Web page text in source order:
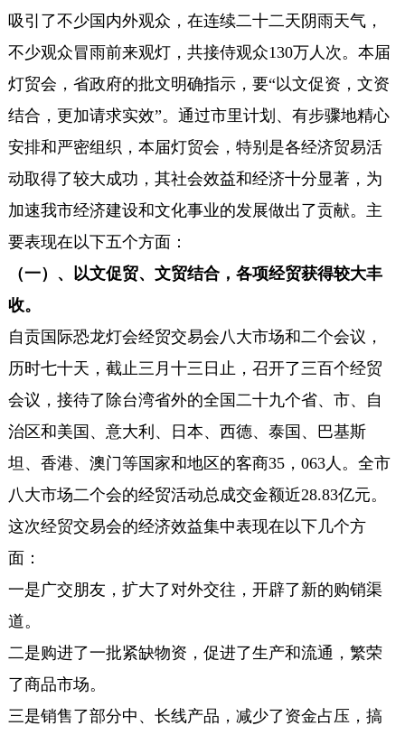
吸引了不少国内外观众，在连续二十二天阴雨天气，
不少观众冒雨前来观灯，共接侍观众130万人次。本届
灯贸会，省政府的批文明确指示，要“以文促资，文资
结合，更加请求实效”。通过市里计划、有步骤地精心
安排和严密组织，本届灯贸会，特别是各经济贸易活
动取得了较大成功，其社会效益和经济十分显著，为
加速我市经济建设和文化事业的发展做出了贡献。主
要表现在以下五个方面：
（一）、以文促贸、文贸结合，各项经贸获得较大丰
收。
自贡国际恐龙灯会经贸交易会八大市场和二个会议，
历时七十天，截止三月十三日止，召开了三百个经贸
会议，接待了除台湾省外的全国二十九个省、市、自
治区和美国、意大利、日本、西德、泰国、巴基斯
坦、香港、澳门等国家和地区的客商35，063人。全市
八大市场二个会的经贸活动总成交金额近28.83亿元。
这次经贸交易会的经济效益集中表现在以下几个方
面：
一是广交朋友，扩大了对外交往，开辟了新的购销渠
道。
二是购进了一批紧缺物资，促进了生产和流通，繁荣
了商品市场。
三是销售了部分中、长线产品，减少了资金占压，搞